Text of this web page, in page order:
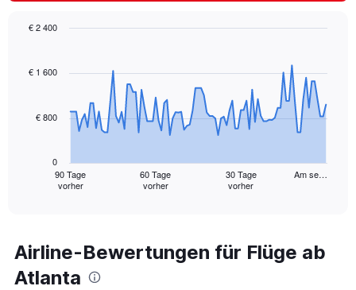
91
Range:
91
categories.
90 Tage
vorher
60 Tage
vorher
30 Tage
vorher
Am se…
0
€ 800
€ 1 600
€ 2 400
Airline-Bewertungen für Flüge ab
Atlanta